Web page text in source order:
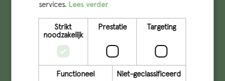
info@qconcepts.nl
services. Lees verder
Strikt
noodzakelijk
Prestatie Targeting
Functioneel Niet-geclassificeerd